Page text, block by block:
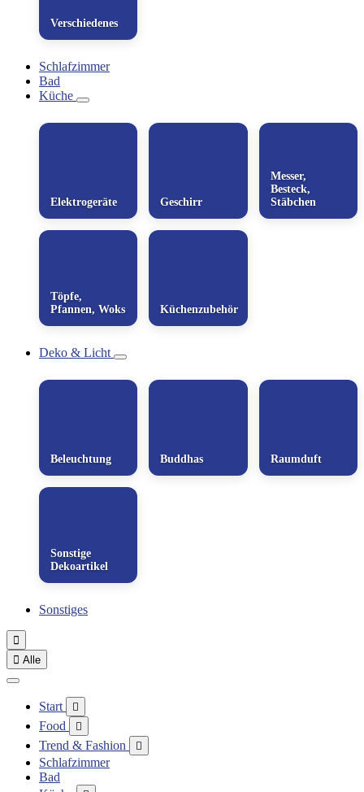
Verschiedenes
Schlafzimmer
Bad
Küche
Elektrogeräte Geschirr
Messer,
Besteck,
Stäbchen
Töpfe,
Pfannen, Woks
Küchenzubehör
Deko & Licht
Beleuchtung Buddhas Raumduft
Sonstige
Dekoartikel
Sonstiges

 Alle
Start 
Food 
Trend & Fashion 
Schlafzimmer
Bad